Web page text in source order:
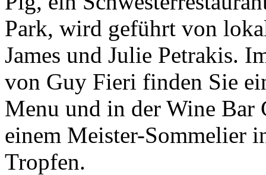
Park, wird geführt von
James und Julie Petrakis.
von Guy Fieri finden Sie
Menu und in der Wine Bar
einem Meister-Sommelier
Tropfen.